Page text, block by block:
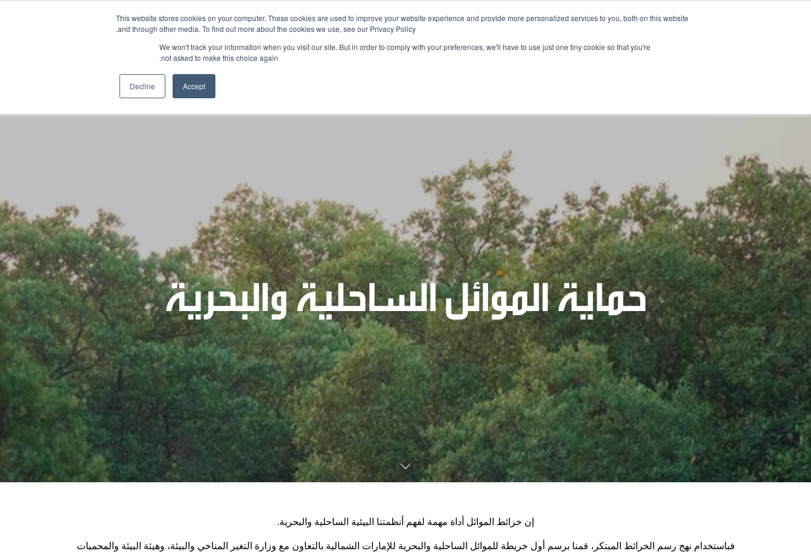
This website stores cookies on your computer. These cookies are used to improve your website experience and provide more personalized services to you, both on this website
and through other media. To find out more about the cookies we use, see our Privacy Policy.
We won't track your information when you visit our site. But in order to comply with your preferences, we'll have to use just one tiny cookie so that you're
not asked to make this choice again.
Accept
Decline
تبرع
حماية الموائل الساحلية والبحرية
إن خرائط الموائل أداة مهمة لفهم أنظمتنا البيئية الساحلية والبحرية.
فباستخدام نهج رسم الخرائط المبتكر، قمنا برسم أول خريطة للموائل الساحلية والبحرية للإمارات الشمالية بالتعاون مع وزارة التغير المناخي والبيئة، وهيئة البيئة والمحميات